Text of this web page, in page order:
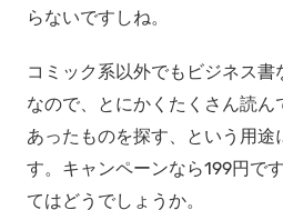
らないですしね。
コミック系以外でもビジネス
なので、とにかくたくさん読
あったものを探す、という用途
す。キャンペーンなら199円で
てはどうでしょうか。